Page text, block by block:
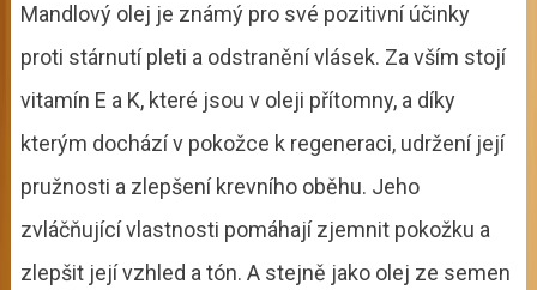
Mandlový olej je známý pro své pozitivní účinky
proti stárnutí pleti a odstranění vlásek. Za vším stojí
vitamín E a K, které jsou v oleji přítomny, a díky
kterým dochází v pokožce k regeneraci, udržení její
pružnosti a zlepšení krevního oběhu. Jeho
zvláčňující vlastnosti pomáhají zjemnit pokožku a
zlepšit její vzhled a tón. A stejně jako olej ze semen